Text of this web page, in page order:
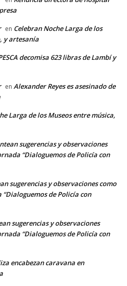
en Celebran Noche Larga de los
y artesanía
decomisa 623 libras de Lambí y
en Alexander Reyes es asesinado de
Larga de los Museos entre música,
sugerencias y observaciones
“Dialoguemos de Policía con
sugerencias y observaciones como
de Policía con
sugerencias y observaciones
“Dialoguemos de Policía con
encabezan caravana en